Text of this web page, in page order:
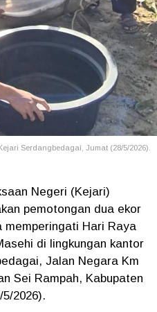
Serdangbedagai, Jumat (28/5/2026).
Negeri (Kejari)
pemotongan dua ekor
memperingati Hari Raya
di lingkungan kantor
Jalan Negara Km
Sei Rampah, Kabupaten
2026).